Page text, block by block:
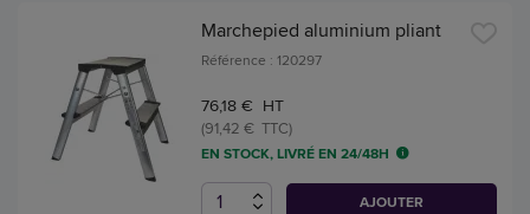
Marchepied aluminium pliant
Référence : 120297
76,18 € HT
(91,42 € TTC)
EN STOCK, LIVRÉ EN 24/48H
AJOUTER